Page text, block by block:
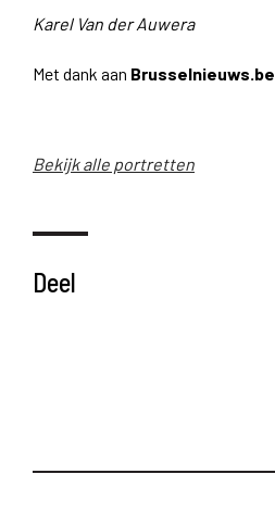
Karel Van der Auwera
Met dank aan Brusselnieuws.be
Bekijk alle portretten
Deel